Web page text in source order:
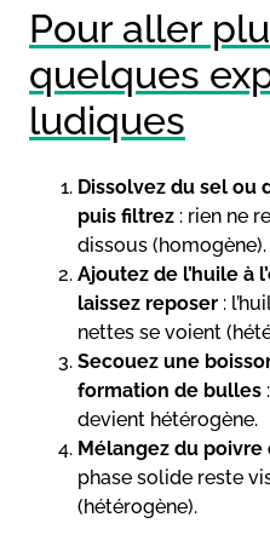
Pour aller
quelques
ludiques
Dissolvez du sel ou
puis filtrez : rien ne
dissous (homogène).
Ajoutez de l’huile à
laissez reposer :
nettes se voient
Secouez une
formation de bulles
devient hétérogène.
Mélangez du poivre
phase solide reste
(hétérogène).